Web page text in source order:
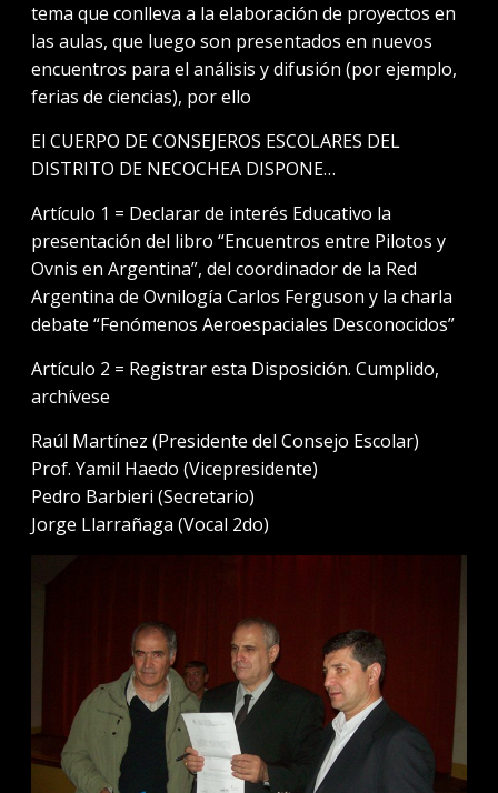
tema que conlleva a la elaboración de proyectos en
las aulas, que luego son presentados en nuevos
encuentros para el análisis y difusión (por ejemplo,
ferias de ciencias), por ello
El CUERPO DE CONSEJEROS ESCOLARES DEL
DISTRITO DE NECOCHEA DISPONE…
Artículo 1 = Declarar de interés Educativo la
presentación del libro “Encuentros entre Pilotos y
Ovnis en Argentina”, del coordinador de la Red
Argentina de Ovnilogía Carlos Ferguson y la charla
debate “Fenómenos Aeroespaciales Desconocidos”
Artículo 2 = Registrar esta Disposición. Cumplido,
archívese
Raúl Martínez (Presidente del Consejo Escolar)
Prof. Yamil Haedo (Vicepresidente)
Pedro Barbieri (Secretario)
Jorge Llarrañaga (Vocal 2do)